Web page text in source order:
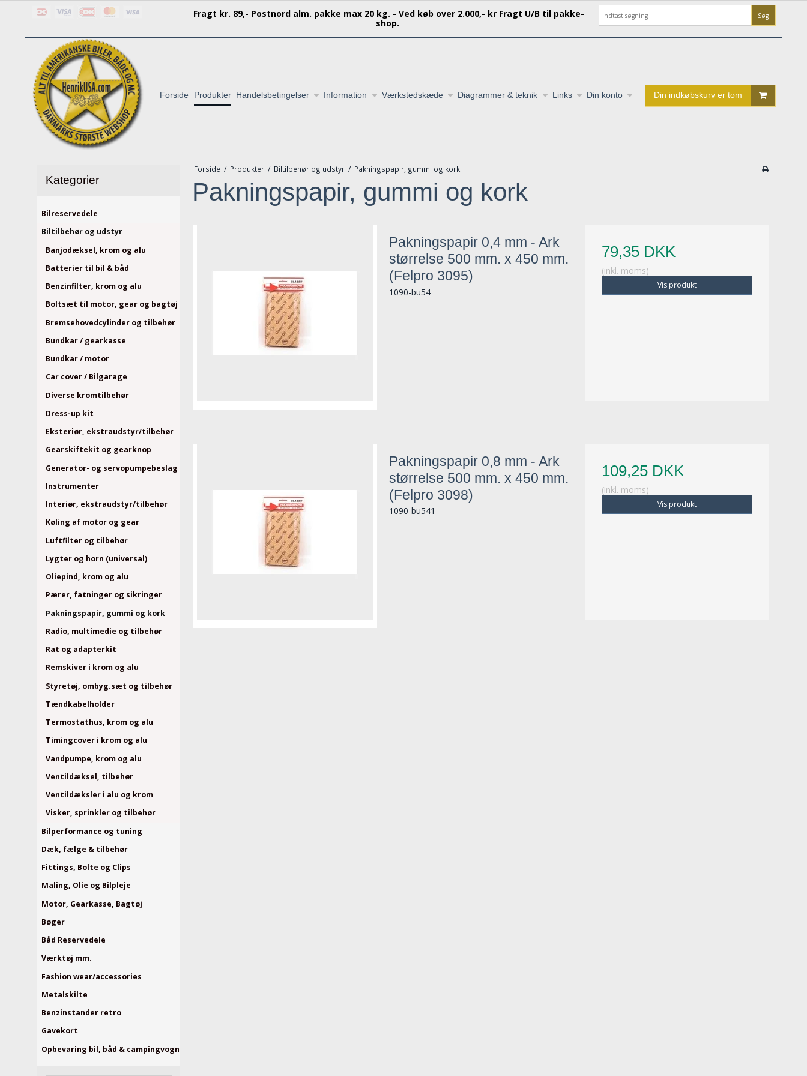
Fragt kr. 89,- Postnord alm. pakke max 20 kg. - Ved køb over 2.000,- kr Fragt U/B til pakke-
shop.
Søg
Din indkøbskurv er tom
Forside Produkter Handelsbetingelser Information Værkstedskæde Diagrammer & teknik Links Din konto
Kategorier
Bilreservedele
Biltilbehør og udstyr
Banjodæksel, krom og alu
Batterier til bil & båd
Benzinfilter, krom og alu
Boltsæt til motor, gear og bagtøj
Bremsehovedcylinder og tilbehør
Bundkar / gearkasse
Bundkar / motor
Car cover / Bilgarage
Diverse kromtilbehør
Dress-up kit
Eksteriør, ekstraudstyr/tilbehør
Gearskiftekit og gearknop
Generator- og servopumpebeslag
Instrumenter
Interiør, ekstraudstyr/tilbehør
Køling af motor og gear
Luftfilter og tilbehør
Lygter og horn (universal)
Oliepind, krom og alu
Pærer, fatninger og sikringer
Pakningspapir, gummi og kork
Radio, multimedie og tilbehør
Rat og adapterkit
Remskiver i krom og alu
Styretøj, ombyg.sæt og tilbehør
Tændkabelholder
Termostathus, krom og alu
Timingcover i krom og alu
Vandpumpe, krom og alu
Ventildæksel, tilbehør
Ventildæksler i alu og krom
Visker, sprinkler og tilbehør
Bilperformance og tuning
Dæk, fælge & tilbehør
Fittings, Bolte og Clips
Maling, Olie og Bilpleje
Motor, Gearkasse, Bagtøj
Bøger
Båd Reservedele
Værktøj mm.
Fashion wear/accessories
Metalskilte
Benzinstander retro
Gavekort
Opbevaring bil, båd & campingvogn
Forside / Produkter / Biltilbehør og udstyr / Pakningspapir, gummi og kork
Pakningspapir, gummi og kork
Pakningspapir 0,4 mm - Ark
størrelse 500 mm. x 450 mm.
(Felpro 3095)
1090-bu54
79,35 DKK
(inkl. moms)
Vis produkt
Pakningspapir 0,8 mm - Ark
størrelse 500 mm. x 450 mm.
(Felpro 3098)
1090-bu541
109,25 DKK
(inkl. moms)
Vis produkt